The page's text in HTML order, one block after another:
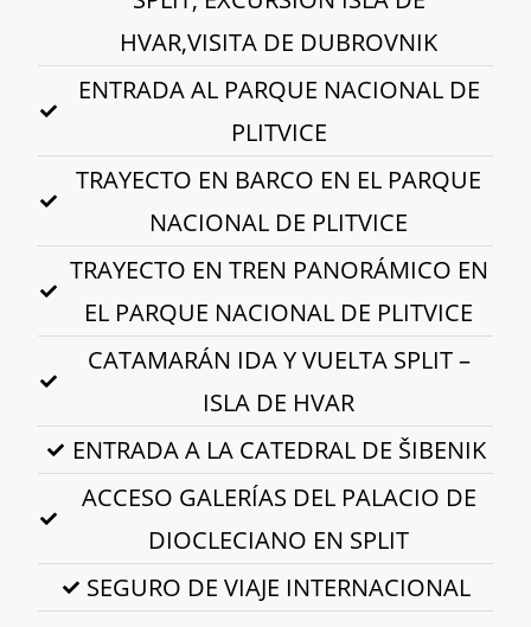
HVAR,VISITA DE DUBROVNIK
ENTRADA AL PARQUE NACIONAL DE
PLITVICE
TRAYECTO EN BARCO EN EL PARQUE
NACIONAL DE PLITVICE
TRAYECTO EN TREN PANORÁMICO EN
EL PARQUE NACIONAL DE PLITVICE
CATAMARÁN IDA Y VUELTA SPLIT –
ISLA DE HVAR
ENTRADA A LA CATEDRAL DE ŠIBENIK
ACCESO GALERÍAS DEL PALACIO DE
DIOCLECIANO EN SPLIT
SEGURO DE VIAJE INTERNACIONAL